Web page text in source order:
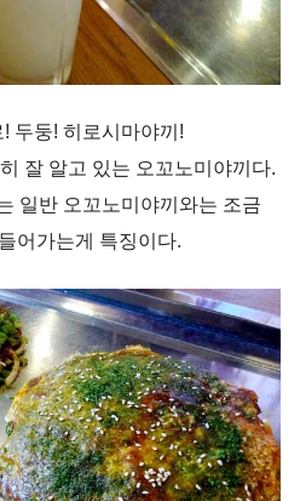
두둥! 히로시마야끼!
잘 알고 있는 오꼬노미야끼다.
일반 오꼬노미야끼와는 조금
어가는게 특징이다.